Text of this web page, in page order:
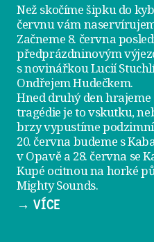
Než skočíme šipku do
červnu vám
Začneme 8. června
předprázdninovým
s novinářkou Lucií
Ondřejem Hudečkem.
Hned druhý den hrajeme
tragédie je to vskutku,
brzy vypustíme
20. června budeme s
v Opavě a 28. června se
Kupé ocitnou na horké
Mighty Sounds.
→ VÍCE